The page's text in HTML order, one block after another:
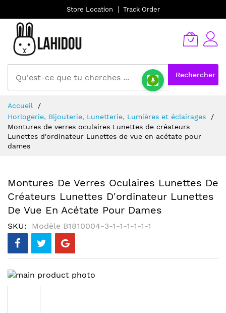
Store Location Track Order
Rechercher
au
contenu
Accueil
Horlogerie, Bijouterie, Lunetterie, Lumières et éclairages
Montures de verres oculaires Lunettes de créateurs
Lunettes d'ordinateur Lunettes de vue en acétate pour
dames
Montures De Verres Oculaires Lunettes De
Créateurs Lunettes D'ordinateur Lunettes
De Vue En Acétate Pour Dames
SKU Modèle B1810004-3-1-1-1-1-1-1
Skip
to